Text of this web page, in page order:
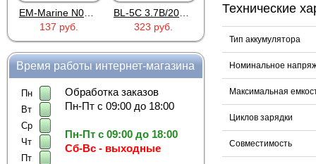
137 руб.
323 руб.
Proline PR-HPT615TY
6 137 руб.
Время работы интернет-магазина
Пн
Вт
Ср
Чт
Пт
Обработка заказов
Пн-Пт с 09:00 до 18:00
Пн-Пт с 09:00 до 18:00
Сб-Вс - выходные
Технические
Тип аккумулятора
Номинальное
Максимальная
Циклов зарядки
Совместимость